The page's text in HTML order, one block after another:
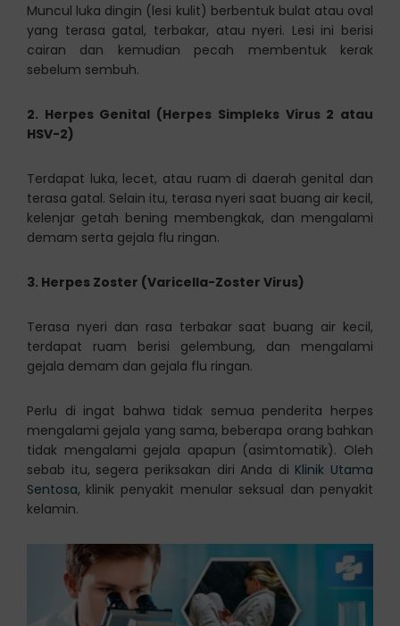
Muncul luka dingin (lesi kulit) berbentuk bulat atau oval
yang terasa gatal, terbakar, atau nyeri. Lesi ini berisi
cairan dan kemudian pecah membentuk kerak
sebelum sembuh.
2. Herpes Genital (Herpes Simpleks Virus 2 atau
HSV-2)
Terdapat luka, lecet, atau ruam di daerah genital dan
terasa gatal. Selain itu, terasa nyeri saat buang air kecil,
kelenjar getah bening membengkak, dan mengalami
demam serta gejala flu ringan.
3. Herpes Zoster (Varicella-Zoster Virus)
Terasa nyeri dan rasa terbakar saat buang air kecil,
terdapat ruam berisi gelembung, dan mengalami
gejala demam dan gejala flu ringan.
Perlu di ingat bahwa tidak semua penderita herpes
mengalami gejala yang sama, beberapa orang bahkan
tidak mengalami gejala apapun (asimtomatik). Oleh
sebab itu, segera periksakan diri Anda di Klinik Utama
Sentosa, klinik penyakit menular seksual dan penyakit
kelamin.